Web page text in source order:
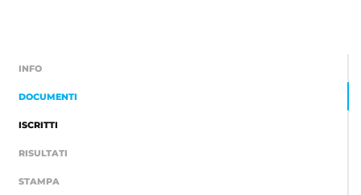
INFO
DOCUMENTI
ISCRITTI
RISULTATI
STAMPA